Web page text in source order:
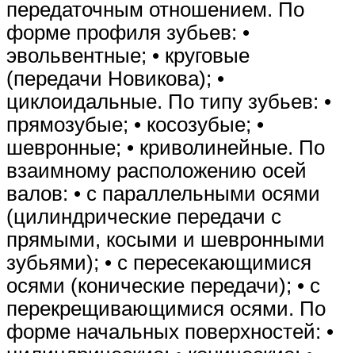
передаточным отношением. По
форме профиля зубьев: •
эвольвентные; • круговые
(передачи Новикова); •
циклоидальные. По типу зубьев: •
прямозубые; • косозубые; •
шевронные; • криволинейные. По
взаимному расположению осей
валов: • с параллельными осями
(цилиндрические передачи с
прямыми, косыми и шевронными
зубьями); • с пересекающимися
осями (конические передачи); • с
перекрещивающимися осями. По
форме начальных поверхностей: •